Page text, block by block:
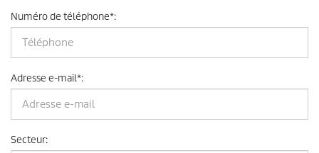
Numéro de téléphone*:
Adresse e-mail*:
Secteur: